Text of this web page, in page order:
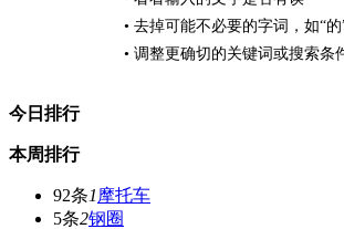
• 去掉可能不必要的字词，如“的
• 调整更确切的关键词或搜索条
今日排行
本周排行
92条1 摩托车
5条2钢圈